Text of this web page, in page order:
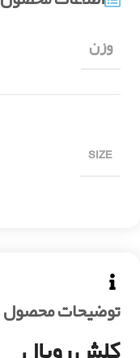
توضیحات محصول
وزن
SIZE